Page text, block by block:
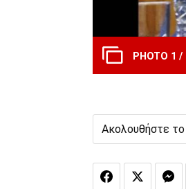
PHOTO 1 /
Ακολουθήστε